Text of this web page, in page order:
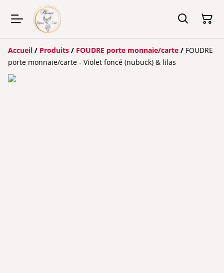
Accueil / Produits / FOUDRE porte monnaie/carte / FOUDRE
porte monnaie/carte - Violet foncé (nubuck) & lilas